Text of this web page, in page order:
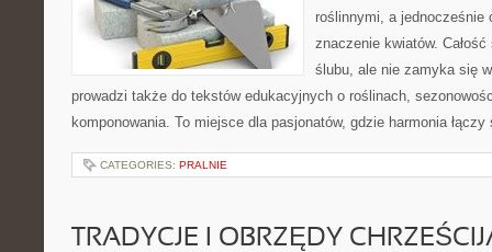
roślinnymi, a jednocześnie
znaczenie kwiatów.
ślubu, ale nie zamyka się
prowadzi także do tekstów edukacyjnych o roślinach,
komponowania. To miejsce dla pasjonatów, gdzie harmonia
CATEGORIES: PRALNIE
TRADYCJE I OBRZĘDY